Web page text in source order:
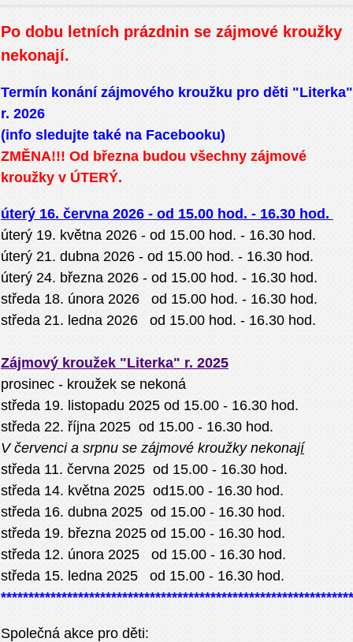
Po dobu letních prázdnin se zájmové kroužky
nekonají.
Termín konání zájmového kroužku pro děti "Literka"
r. 2026
(info sledujte také na Facebooku)
ZMĚNA!!! Od března budou všechny zájmové
kroužky v ÚTERÝ.
úterý 16. června 2026 - od 15.00 hod. - 16.30 hod.
úterý 19. května 2026 - od 15.00 hod. - 16.30 hod.
úterý 21. dubna 2026 - od 15.00 hod. - 16.30 hod.
úterý 24. března 2026 - od 15.00 hod. - 16.30 hod.
středa 18. února 2026 od 15.00 hod. - 16.30 hod.
středa 21. ledna 2026 od 15.00 hod. - 16.30 hod.
Zájmový kroužek "Literka" r. 2025
prosinec - kroužek se nekoná
středa 19. listopadu 2025 od 15.00 - 16.30 hod.
středa 22. října 2025 od 15.00 - 16.30 hod.
V červenci a srpnu se zájmové kroužky nekonají
středa 11. června 2025 od 15.00 - 16.30 hod.
středa 14. května 2025 od15.00 - 16.30 hod.
středa 16. dubna 2025 od 15.00 - 16.30 hod.
středa 19. března 2025 od 15.00 - 16.30 hod.
středa 12. února 2025 od 15.00 - 16.30 hod.
středa 15. ledna 2025 od 15.00 - 16.30 hod.
Společná akce pro děti: